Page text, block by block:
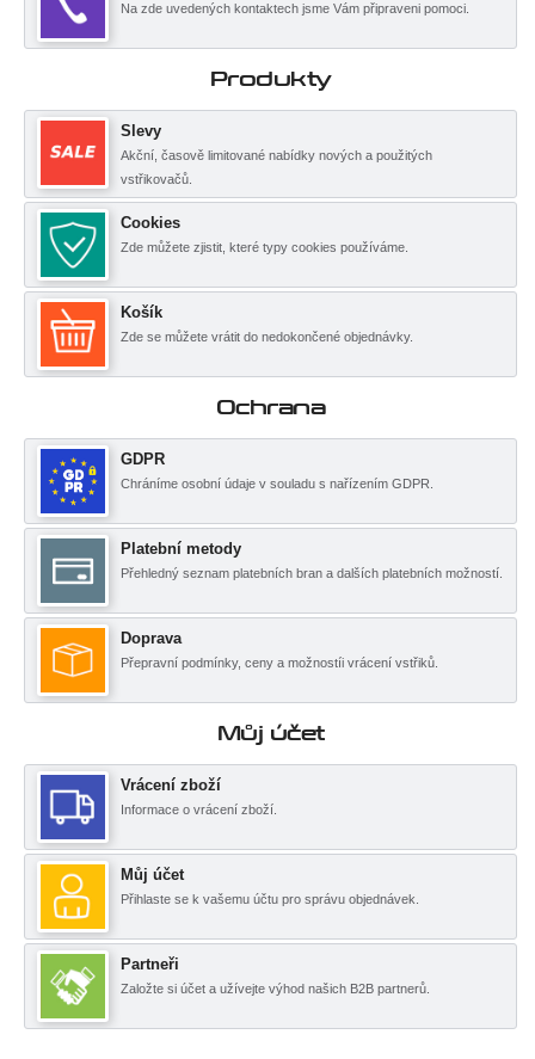
Na zde uvedených kontaktech jsme Vám připraveni pomoci.
Produkty
Slevy
Akční, časově limitované nabídky nových a použitých
vstřikovačů.
Cookies
Zde můžete zjistit, které typy cookies používáme.
Košík
Zde se můžete vrátit do nedokončené objednávky.
Ochrana
GDPR
Chráníme osobní údaje v souladu s nařízením GDPR.
Platební metody
Přehledný seznam platebních bran a dalších platebních možností.
Doprava
Přepravní podmínky, ceny a možnostíi vrácení vstřiků.
Můj účet
Vrácení zboží
Informace o vrácení zboží.
Můj účet
Přihlaste se k vašemu účtu pro správu objednávek.
Partneři
Založte si účet a užívejte výhod našich B2B partnerů.